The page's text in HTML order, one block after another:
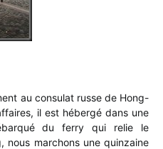
au consulat russe de Hong-
il est hébergé dans une
du ferry qui relie le
nous marchons une quinzaine